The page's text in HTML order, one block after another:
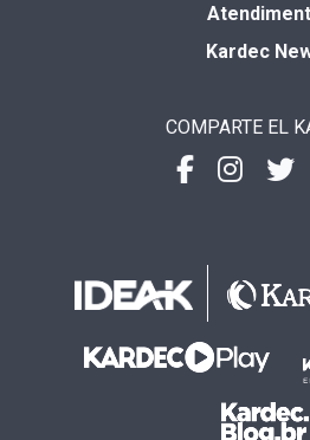
Kardec
COMPARTE EL